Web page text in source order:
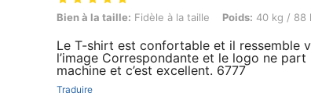
Bien à la taille: Fidèle à la taille, Poids: 40 kg / 88 lbs,
Bien à la taille: Fidèle à la taille Poids: 40 kg / 88
Le T-shirt est confortable et il ressemble
l’image Correspondante et le logo ne part
machine et c’est excellent. 6777
Traduire